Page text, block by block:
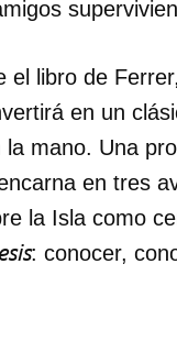
el libro de
en un
mano. Una
en tres
la Isla como
: conocer,